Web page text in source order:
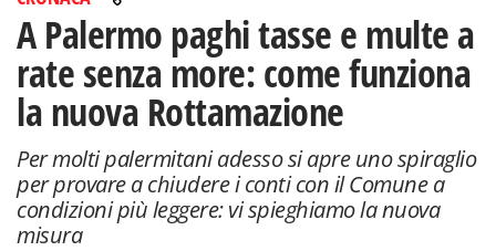
A Palermo paghi tasse e multe a
rate senza more: come funziona
la nuova Rottamazione
Per molti palermitani adesso si apre uno spiraglio
per provare a chiudere i conti con il Comune a
condizioni più leggere: vi spieghiamo la nuova
misura